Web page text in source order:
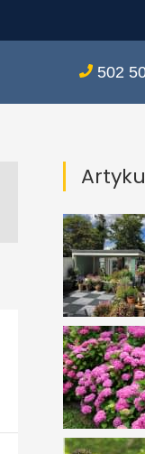
502